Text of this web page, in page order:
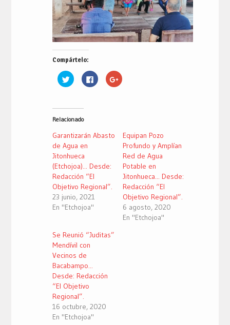
Compártelo:
Haz
clic
Twitter
abre
una
ventana
nueva)
Haz
clic
una
ventana
Haz
clic
una
ventana
nueva)
Relacionado
Garantizarán Abasto
de Agua en
Jitonhueca
(Etchojoa)... Desde:
Redacción “El
Objetivo Regional”.
23 junio, 2021
En "Etchojoa"
Equipan Pozo
Profundo y Amplían
Red de Agua
Potable en
Jitonhueca... Desde:
Redacción “El
Objetivo Regional”.
6 agosto, 2020
En "Etchojoa"
Se Reunió “Juditas”
Mendívil con
Vecinos de
Bacabampo...
Desde: Redacción
“El Objetivo
Regional”.
16 octubre, 2020
En "Etchojoa"